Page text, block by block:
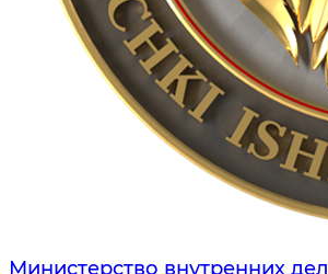
Министерство внутренних дел